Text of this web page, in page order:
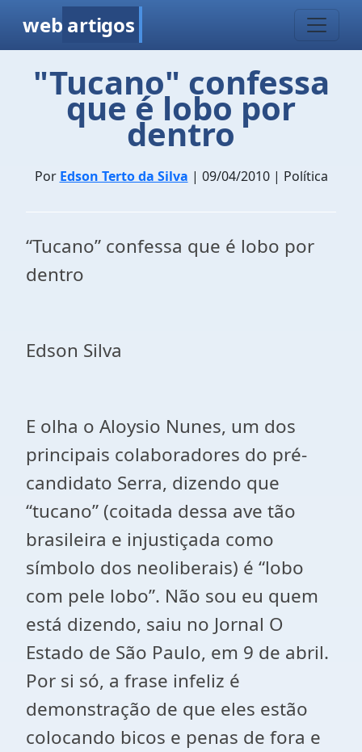
web artigos
"Tucano" confessa
que é lobo por
dentro
Por Edson Terto da Silva | 09/04/2010 | Política
“Tucano” confessa que é lobo por
dentro
Edson Silva
E olha o Aloysio Nunes, um dos
principais colaboradores do pré-
candidato Serra, dizendo que
“tucano” (coitada dessa ave tão
brasileira e injustiçada como
símbolo dos neoliberais) é “lobo
com pele lobo”. Não sou eu quem
está dizendo, saiu no Jornal O
Estado de São Paulo, em 9 de abril.
Por si só, a frase infeliz é
demonstração de que eles estão
colocando bicos e penas de fora e